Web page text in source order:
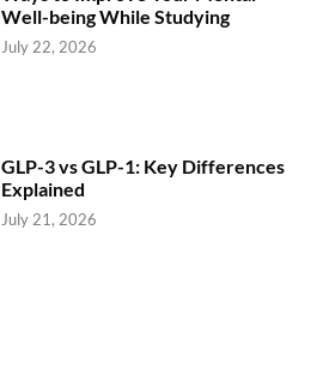
Well-being While Studying
July 22, 2026
GLP-3 vs GLP-1: Key Differences
Explained
July 21, 2026